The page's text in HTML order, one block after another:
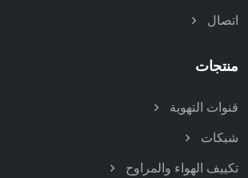
اتصال
منتجات
قنوات التهوية
شبكات
تكييف الهواء والمراوح